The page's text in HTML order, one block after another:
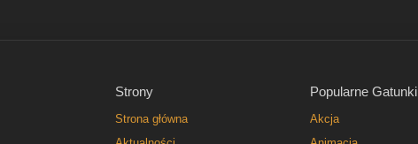
Strony
Strona główna
Popularne Gatunki
Akcja